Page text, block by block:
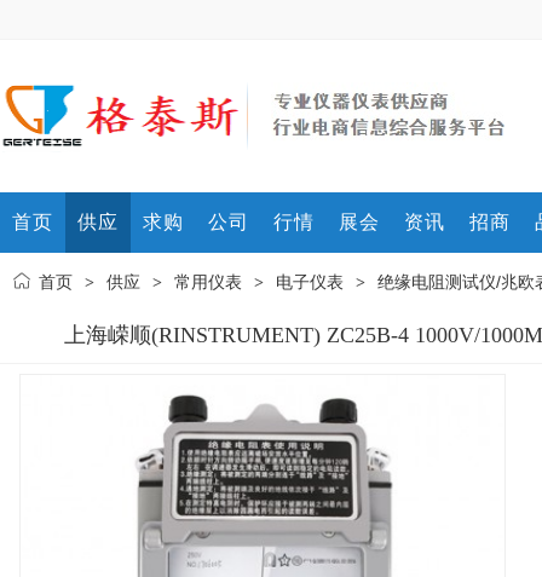
首页 供应 求购 公司 行情 展会 资讯 招商
首页 > 供应 > 常用仪表 > 电子仪表 > 绝缘电阻测试仪/兆欧
上海嵘顺(RINSTRUMENT) ZC25B-4 1000V/